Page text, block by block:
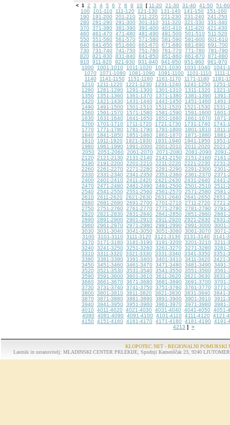
< 1 2 3 4 5 6 7 8 9 10 [ 11-20 21-30 31-40 41-50
51-60
100
101-110 111-120 121-130 131-140 141-150
151-160
190
191-200 201-210 211-220 221-230 231-240
241-250
280
281-290 291-300 301-310 311-320 321-330
331-340
370
371-380 381-390 391-400 401-410 411-420
421-430
460
461-470 471-480 481-490 491-500 501-510
511-520
550
551-560 561-570 571-580 581-590 591-600
601-610
640
641-650 651-660 661-670 671-680 681-690
691-700
730
731-740 741-750 751-760 761-770 771-780
781-790
820
821-830 831-840 841-850 851-860 861-870
871-880
910
911-920 921-930 931-940 941-950 951-960
961-970
1000
1001-1010 1011-1020 1021-1030 1031-1040
1041-
1070
1071-1080 1081-1090 1091-1100 1101-1110
1111-
1140
1141-1150 1151-1160 1161-1170 1171-1180
1181-
1210
1211-1220 1221-1230 1231-1240 1241-1250
1251-
1280
1281-1290 1291-1300 1301-1310 1311-1320
1321-
1350
1351-1360 1361-1370 1371-1380 1381-1390
1391-
1420
1421-1430 1431-1440 1441-1450 1451-1460
1461-
1490
1491-1500 1501-1510 1511-1520 1521-1530
1531-
1560
1561-1570 1571-1580 1581-1590 1591-1600
1601-
1630
1631-1640 1641-1650 1651-1660 1661-1670
1671-
1700
1701-1710 1711-1720 1721-1730 1731-1740
1741-
1770
1771-1780 1781-1790 1791-1800 1801-1810
1811-
1840
1841-1850 1851-1860 1861-1870 1871-1880
1881-
1910
1911-1920 1921-1930 1931-1940 1941-1950
1951-
1980
1981-1990 1991-2000 2001-2010 2011-2020
2021-
2050
2051-2060 2061-2070 2071-2080 2081-2090
2091-
2120
2121-2130 2131-2140 2141-2150 2151-2160
2161-
2190
2191-2200 2201-2210 2211-2220 2221-2230
2231-
2260
2261-2270 2271-2280 2281-2290 2291-2300
2301-
2330
2331-2340 2341-2350 2351-2360 2361-2370
2371-
2400
2401-2410 2411-2420 2421-2430 2431-2440
2441-
2470
2471-2480 2481-2490 2491-2500 2501-2510
2511-
2540
2541-2550 2551-2560 2561-2570 2571-2580
2581-
2610
2611-2620 2621-2630 2631-2640 2641-2650
2651-
2680
2681-2690 2691-2700 2701-2710 2711-2720
2721-
2750
2751-2760 2761-2770 2771-2780 2781-2790
2791-
2820
2821-2830 2831-2840 2841-2850 2851-2860
2861-
2890
2891-2900 2901-2910 2911-2920 2921-2930
2931-
2960
2961-2970 2971-2980 2981-2990 2991-3000
3001-
3030
3031-3040 3041-3050 3051-3060 3061-3070
3071-
3100
3101-3110 3111-3120 3121-3130 3131-3140
3141-
3170
3171-3180 3181-3190 3191-3200 3201-3210
3211-
3240
3241-3250 3251-3260 3261-3270 3271-3280
3281-
3310
3311-3320 3321-3330 3331-3340 3341-3350
3351-
3380
3381-3390 3391-3400 3401-3410 3411-3420
3421-
3450
3451-3460 3461-3470 3471-3480 3481-3490
3491-
3520
3521-3530 3531-3540 3541-3550 3551-3560
3561-
3590
3591-3600 3601-3610 3611-3620 3621-3630
3631-
3660
3661-3670 3671-3680 3681-3690 3691-3700
3701-
3730
3731-3740 3741-3750 3751-3760 3761-3770
3771-
3800
3801-3810 3811-3820 3821-3830 3831-3840
3841-
3870
3871-3880 3881-3890 3891-3900 3901-3910
3911-
3940
3941-3950 3951-3960 3961-3970 3971-3980
3981-
4010
4011-4020 4021-4030 4031-4040 4041-4050
4051-
4080
4081-4090 4091-4100 4101-4110 4111-4120
4121-
4150
4151-4160 4161-4170 4171-4180 4181-4190
4191-
4213 ] >
KLOPOTEC.NET - REGIONALNI POMURSKI
Lastnik in ustanovitelj: MLADINSKI CENTER PRLEKIJE, Spodnji Kamenščak 23, 9240